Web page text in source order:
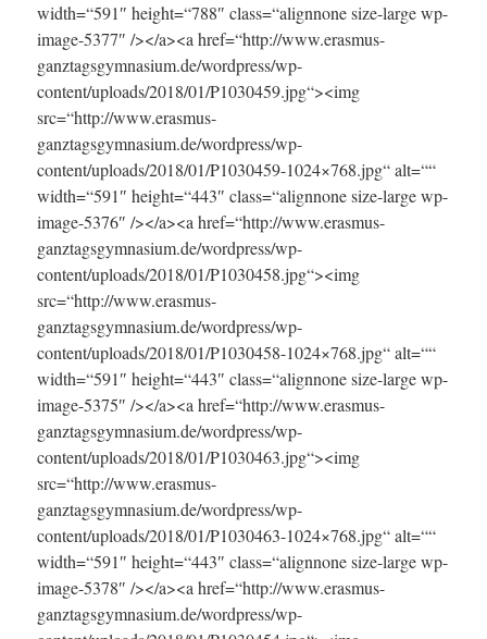
width=“591″ height=“788″ class=“alignnone size-large wp-
image-5377″ /></a><a href=“http://www.erasmus-
ganztagsgymnasium.de/wordpress/wp-
content/uploads/2018/01/P1030459.jpg“><img
src=“http://www.erasmus-
ganztagsgymnasium.de/wordpress/wp-
content/uploads/2018/01/P1030459-1024×768.jpg“ alt=““
width=“591″ height=“443″ class=“alignnone size-large wp-
image-5376″ /></a><a href=“http://www.erasmus-
ganztagsgymnasium.de/wordpress/wp-
content/uploads/2018/01/P1030458.jpg“><img
src=“http://www.erasmus-
ganztagsgymnasium.de/wordpress/wp-
content/uploads/2018/01/P1030458-1024×768.jpg“ alt=““
width=“591″ height=“443″ class=“alignnone size-large wp-
image-5375″ /></a><a href=“http://www.erasmus-
ganztagsgymnasium.de/wordpress/wp-
content/uploads/2018/01/P1030463.jpg“><img
src=“http://www.erasmus-
ganztagsgymnasium.de/wordpress/wp-
content/uploads/2018/01/P1030463-1024×768.jpg“ alt=““
width=“591″ height=“443″ class=“alignnone size-large wp-
image-5378″ /></a><a href=“http://www.erasmus-
ganztagsgymnasium.de/wordpress/wp-